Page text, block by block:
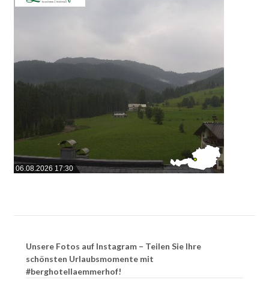
06.08.2026 17:30
Unsere Fotos auf Instagram – Teilen Sie Ihre
schönsten Urlaubsmomente mit
#berghotellaemmerhof!